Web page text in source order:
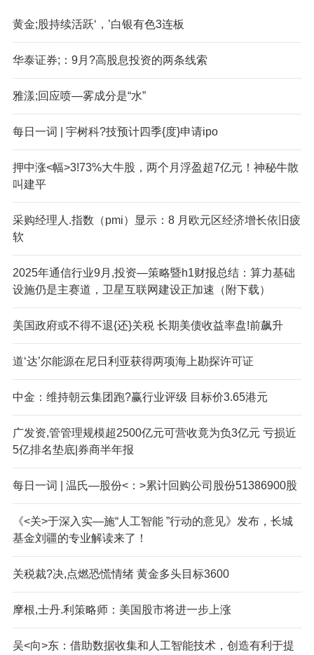
黄金;股持续活跃‘，’白银有色3连板
华泰证券;：9月?高股息投资的两条线索
雅漾;回应喷—雾成分是“水”
每日一词 | 宇树科?技预计四季{度}申请ipo
押中涨<幅>3!73%大牛股，两个月浮盈超7亿元！神秘牛散
叫建平
采购经理人.指数（pmi）显示：8 月欧元区经济增长依旧疲
软
2025年通信行业9月,投资—策略暨h1财报总结：算力基础
设施仍是主赛道，卫星互联网建设正加速（附下载）
美国政府或不得不退{还}关税 长期美债收益率盘!前飙升
道‘达’尔能源在尼日利亚获得两项海上勘探许可证
中金：维持朝云集团跑?赢行业评级 目标价3.65港元
广发资,管管理规模超2500亿元可营收竟为负3亿元 亏损近
5亿排名垫底|券商半年报
每日一词 | 温氏—股份<：>累计回购公司股份51386900股
《<关>于深入实—施“人工智能 ”行动的意见》发布，长城
基金刘疆的专业解读来了！
关税裁?决,点燃恐慌情绪 黄金多头目标3600
摩根,士丹.利策略师：美国股市将进一步上涨
吴<向>东：借助数据收集和人工智能技术，创造有利于提